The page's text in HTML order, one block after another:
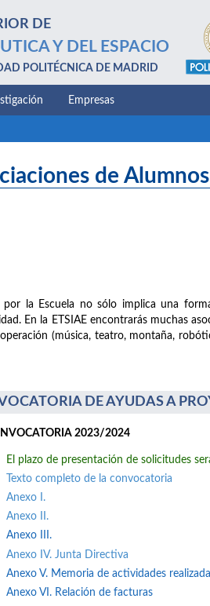
DE
Y DEL ESPACIO
POLITÉCNICA DE MADRID
Empresas
de Alumnos
por la Escuela no sólo implica una
En la ETSIAE encontrarás muchas
(música, teatro, montaña,
DE AYUDAS A
2023/2024
El plazo de presentación de solicitudes
Texto completo de la convocatoria
Anexo I.
Anexo II.
Anexo III.
Anexo IV. Junta Directiva
Anexo V. Memoria de actividades
Anexo VI. Relación de facturas